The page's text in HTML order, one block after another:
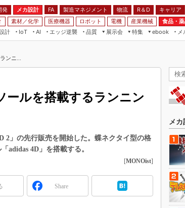
発 メカ設計 FA 製造マネジメント 物流 R＆D
キャリア
素材／化学 医療機器 ロボット 電機 産業機械 食品・
計
IoT
AI
エッジ逆襲 品質
展示会
JIMTOF
IIFES
TECHNO-FRONTIER
スマート工場EXPO
EdgeTech+
特集
VR／AR
フィールドサービス
組み込み画像技術
組み込みモデリング
車載ソフト開発
ISO26262
ebook
FA
モビリティ
ンニ...
ールを搭載するランニン
2」の先行販売を開始した。蝶ネクタイ型の格
adidas 4D」を搭載する。
[MONOist]
Share
メカ